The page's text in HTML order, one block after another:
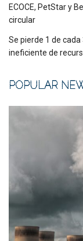
ECOCE, PetStar y
circular
Se pierde 1 de
ineficiente de
POPULAR